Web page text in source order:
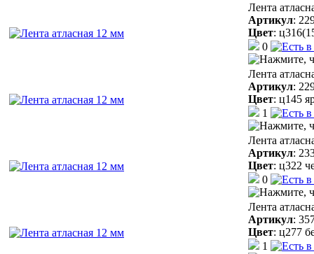
Лента
Артикул:
Цвет:
0
Лента
Артикул:
Цвет: ц145
1
Лента
Артикул:
Цвет: ц322
0
Лента
Артикул:
Цвет: ц277
1